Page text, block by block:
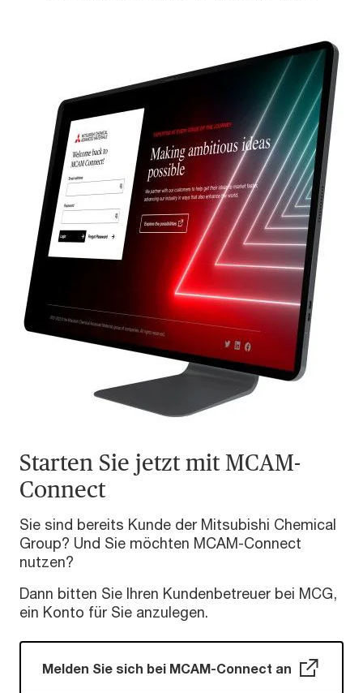
Starten Sie jetzt mit MCAM-
Connect
Sie sind bereits Kunde der Mitsubishi Chemical
Group? Und Sie möchten MCAM-Connect
nutzen?
Dann bitten Sie Ihren Kundenbetreuer bei MCG,
ein Konto für Sie anzulegen.
Melden Sie sich bei MCAM-Connect an